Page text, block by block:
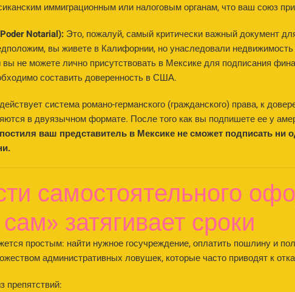
иммиграционным или налоговым органам, что ваш союз
Notarial): Это, пожалуй, самый критически важный документ
вы живете в Калифорнии, но унаследовали
не можете лично присутствовать в Мексике для подписания
составить доверенность в США.
система романо-германского (гражданского) права, к
в двуязычном формате. После того как вы подпишете ее у
ваш представитель в Мексике не сможет подписать ни
самостоятельного
затягивает сроки
простым: найти нужное госучреждение, оплатить пошлину и
административных ловушек, которые часто приводят к
препятствий: